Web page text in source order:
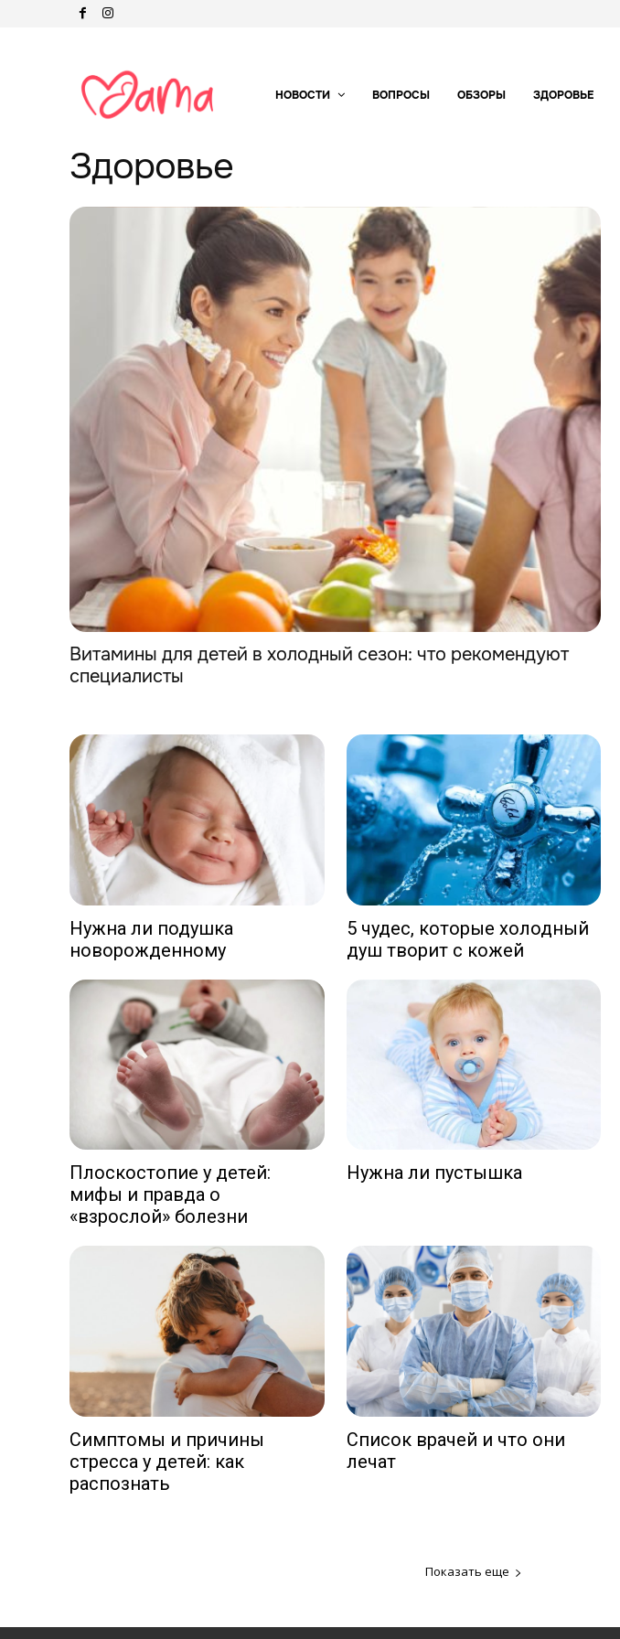
НОВОСТИ ВОПРОСЫ ОБЗОРЫ ЗДОРОВЬЕ
Здоровье
Витамины для детей в холодный сезон: что рекомендуют
специалисты
Нужна ли подушка
новорожденному
5 чудес, которые холодный
душ творит с кожей
Плоскостопие у детей:
мифы и правда о
«взрослой» болезни
Нужна ли пустышка
Симптомы и причины
стресса у детей: как
распознать
Список врачей и что они
лечат
Показать еще